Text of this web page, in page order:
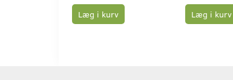
Læg i kurv Læg i kurv